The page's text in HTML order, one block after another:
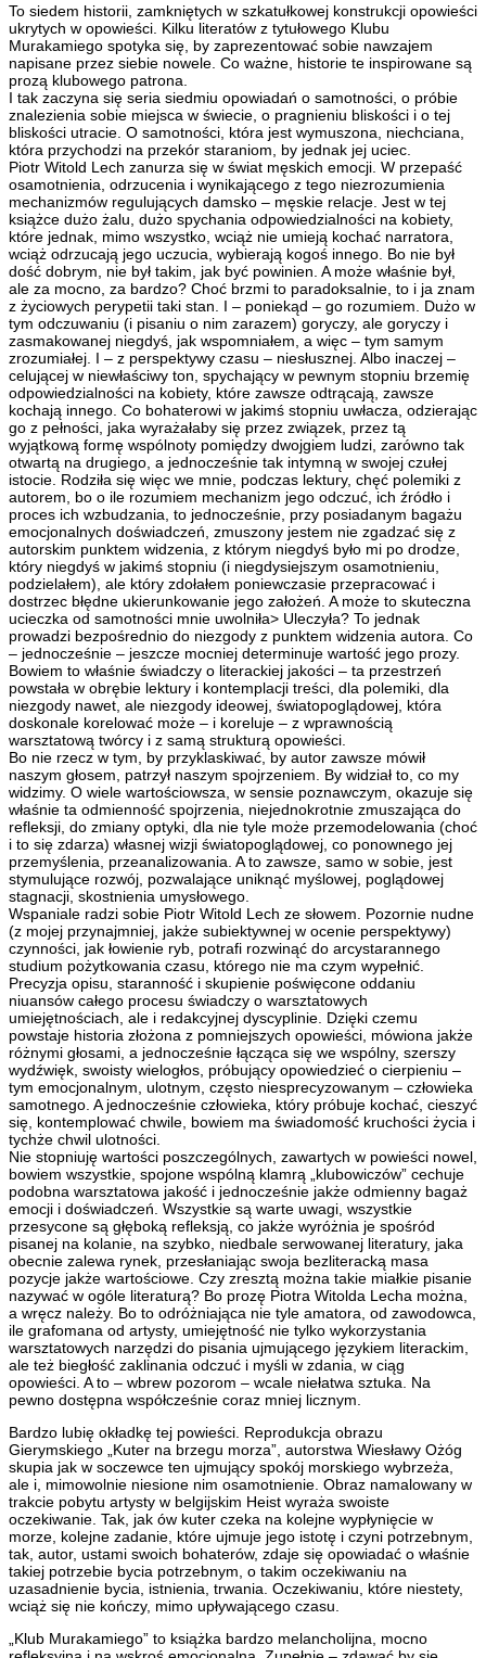
To siedem historii, zamkniętych w szkatułkowej konstrukcji opowieści
ukrytych w opowieści. Kilku literatów z tytułowego Klubu
Murakamiego spotyka się, by zaprezentować sobie nawzajem
napisane przez siebie nowele. Co ważne, historie te inspirowane są
prozą klubowego patrona.
I tak zaczyna się seria siedmiu opowiadań o samotności, o próbie
znalezienia sobie miejsca w świecie, o pragnieniu bliskości i o tej
bliskości utracie. O samotności, która jest wymuszona, niechciana,
która przychodzi na przekór staraniom, by jednak jej uciec.
Piotr Witold Lech zanurza się w świat męskich emocji. W przepaść
osamotnienia, odrzucenia i wynikającego z tego niezrozumienia
mechanizmów regulujących damsko – męskie relacje. Jest w tej
książce dużo żalu, dużo spychania odpowiedzialności na kobiety,
które jednak, mimo wszystko, wciąż nie umieją kochać narratora,
wciąż odrzucają jego uczucia, wybierają kogoś innego. Bo nie był
dość dobrym, nie był takim, jak być powinien. A może właśnie był,
ale za mocno, za bardzo? Choć brzmi to paradoksalnie, to i ja znam
z życiowych perypetii taki stan. I – poniekąd – go rozumiem. Dużo w
tym odczuwaniu (i pisaniu o nim zarazem) goryczy, ale goryczy i
zasmakowanej niegdyś, jak wspomniałem, a więc – tym samym
zrozumiałej. I – z perspektywy czasu – niesłusznej. Albo inaczej –
celującej w niewłaściwy ton, spychający w pewnym stopniu brzemię
odpowiedzialności na kobiety, które zawsze odtrącają, zawsze
kochają innego. Co bohaterowi w jakimś stopniu uwłacza, odzierając
go z pełności, jaka wyrażałaby się przez związek, przez tą
wyjątkową formę wspólnoty pomiędzy dwojgiem ludzi, zarówno tak
otwartą na drugiego, a jednocześnie tak intymną w swojej czułej
istocie. Rodziła się więc we mnie, podczas lektury, chęć polemiki z
autorem, bo o ile rozumiem mechanizm jego odczuć, ich źródło i
proces ich wzbudzania, to jednocześnie, przy posiadanym bagażu
emocjonalnych doświadczeń, zmuszony jestem nie zgadzać się z
autorskim punktem widzenia, z którym niegdyś było mi po drodze,
który niegdyś w jakimś stopniu (i niegdysiejszym osamotnieniu,
podzielałem), ale który zdołałem poniewczasie przepracować i
dostrzec błędne ukierunkowanie jego założeń. A może to skuteczna
ucieczka od samotności mnie uwolniła> Uleczyła? To jednak
prowadzi bezpośrednio do niezgody z punktem widzenia autora. Co
– jednocześnie – jeszcze mocniej determinuje wartość jego prozy.
Bowiem to właśnie świadczy o literackiej jakości – ta przestrzeń
powstała w obrębie lektury i kontemplacji treści, dla polemiki, dla
niezgody nawet, ale niezgody ideowej, światopoglądowej, która
doskonale korelować może – i koreluje – z wprawnością
warsztatową twórcy i z samą strukturą opowieści.
Bo nie rzecz w tym, by przyklaskiwać, by autor zawsze mówił
naszym głosem, patrzył naszym spojrzeniem. By widział to, co my
widzimy. O wiele wartościowsza, w sensie poznawczym, okazuje się
właśnie ta odmienność spojrzenia, niejednokrotnie zmuszająca do
refleksji, do zmiany optyki, dla nie tyle może przemodelowania (choć
i to się zdarza) własnej wizji światopoglądowej, co ponownego jej
przemyślenia, przeanalizowania. A to zawsze, samo w sobie, jest
stymulujące rozwój, pozwalające uniknąć myślowej, poglądowej
stagnacji, skostnienia umysłowego.
Wspaniale radzi sobie Piotr Witold Lech ze słowem. Pozornie nudne
(z mojej przynajmniej, jakże subiektywnej w ocenie perspektywy)
czynności, jak łowienie ryb, potrafi rozwinąć do arcystarannego
studium pożytkowania czasu, którego nie ma czym wypełnić.
Precyzja opisu, staranność i skupienie poświęcone oddaniu
niuansów całego procesu świadczy o warsztatowych
umiejętnościach, ale i redakcyjnej dyscyplinie. Dzięki czemu
powstaje historia złożona z pomniejszych opowieści, mówiona jakże
różnymi głosami, a jednocześnie łącząca się we wspólny, szerszy
wydźwięk, swoisty wielogłos, próbujący opowiedzieć o cierpieniu –
tym emocjonalnym, ulotnym, często niesprecyzowanym – człowieka
samotnego. A jednocześnie człowieka, który próbuje kochać, cieszyć
się, kontemplować chwile, bowiem ma świadomość kruchości życia i
tychże chwil ulotności.
Nie stopniuję wartości poszczególnych, zawartych w powieści nowel,
bowiem wszystkie, spojone wspólną klamrą „klubowiczów” cechuje
podobna warsztatowa jakość i jednocześnie jakże odmienny bagaż
emocji i doświadczeń. Wszystkie są warte uwagi, wszystkie
przesycone są głęboką refleksją, co jakże wyróżnia je spośród
pisanej na kolanie, na szybko, niedbale serwowanej literatury, jaka
obecnie zalewa rynek, przesłaniając swoja bezliteracką masa
pozycje jakże wartościowe. Czy zresztą można takie miałkie pisanie
nazywać w ogóle literaturą? Bo prozę Piotra Witolda Lecha można,
a wręcz należy. Bo to odróżniająca nie tyle amatora, od zawodowca,
ile grafomana od artysty, umiejętność nie tylko wykorzystania
warsztatowych narzędzi do pisania ujmującego językiem literackim,
ale też biegłość zaklinania odczuć i myśli w zdania, w ciąg
opowieści. A to – wbrew pozorom – wcale niełatwa sztuka. Na
pewno dostępna współcześnie coraz mniej licznym.
Bardzo lubię okładkę tej powieści. Reprodukcja obrazu
Gierymskiego „Kuter na brzegu morza”, autorstwa Wiesławy Ożóg
skupia jak w soczewce ten ujmujący spokój morskiego wybrzeża,
ale i, mimowolnie niesione nim osamotnienie. Obraz namalowany w
trakcie pobytu artysty w belgijskim Heist wyraża swoiste
oczekiwanie. Tak, jak ów kuter czeka na kolejne wypłynięcie w
morze, kolejne zadanie, które ujmuje jego istotę i czyni potrzebnym,
tak, autor, ustami swoich bohaterów, zdaje się opowiadać o właśnie
takiej potrzebie bycia potrzebnym, o takim oczekiwaniu na
uzasadnienie bycia, istnienia, trwania. Oczekiwaniu, które niestety,
wciąż się nie kończy, mimo upływającego czasu.
„Klub Murakamiego” to książka bardzo melancholijna, mocno